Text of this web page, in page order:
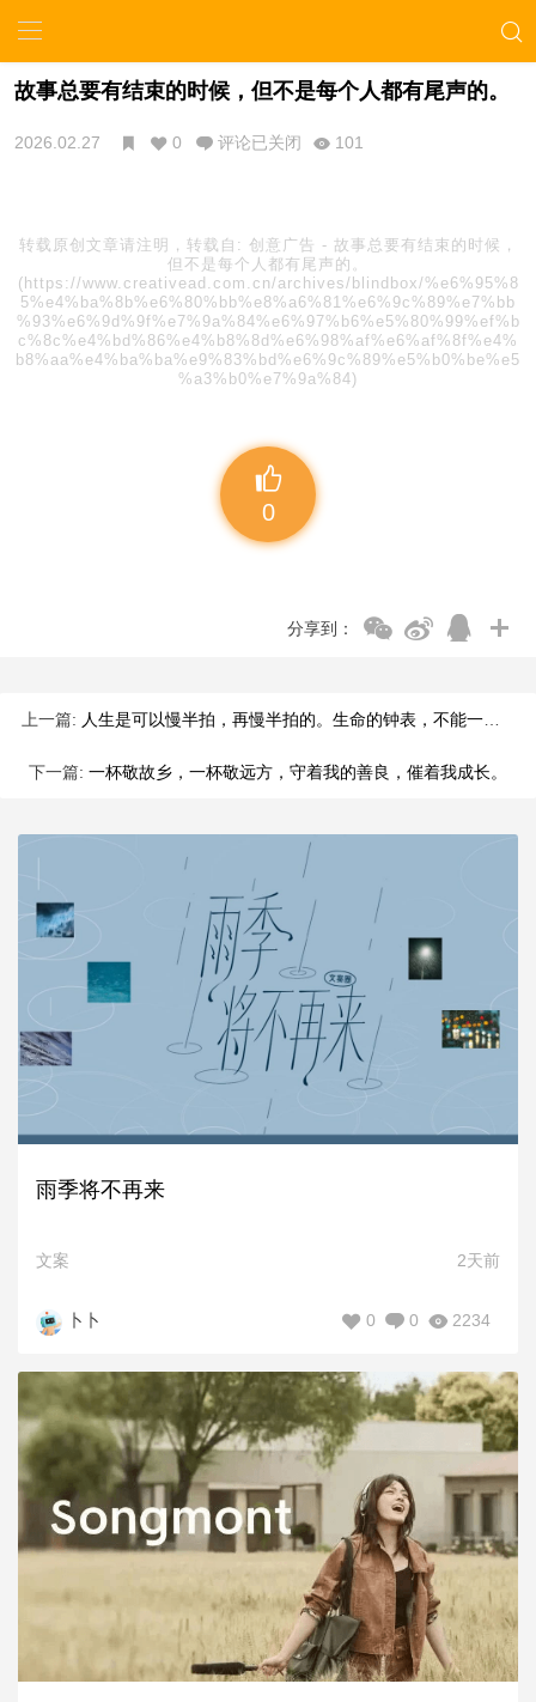
故事总要有结束的时候，但不是每个人都有尾声的。
2026.02.27 0 评论已关闭 101
转载原创文章请注明，转载自: 创意广告 - 故事总要有结束的时候，
但不是每个人都有尾声的。
(https://www.creativead.com.cn/archives/blindbox/%e6%95%8
5%e4%ba%8b%e6%80%bb%e8%a6%81%e6%9c%89%e7%bb
%93%e6%9d%9f%e7%9a%84%e6%97%b6%e5%80%99%ef%b
c%8c%e4%bd%86%e4%b8%8d%e6%98%af%e6%af%8f%e4%
b8%aa%e4%ba%ba%e9%83%bd%e6%9c%89%e5%b0%be%e5
%a3%b0%e7%9a%84)
0
分享到：
上一篇: 人生是可以慢半拍，再慢半拍的。生命的钟表，不能一味地往前拨，
下一篇: 一杯敬故乡，一杯敬远方，守着我的善良，催着我成长。
雨季将不再来
文案 2天前
卜卜 2234
0
0